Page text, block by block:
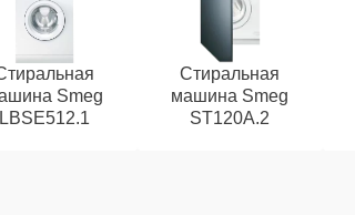
Smeg
LBSE512.1
Стиральная
машина Smeg
ST120A.2